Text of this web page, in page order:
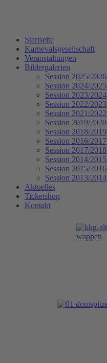
Startseite
Karnevalsgesellschaft
Veranstaltungen
Bildergalerien
Session 2025/2026
Session 2024/2025
Session 2023/2024
Session 2022/2023
Session 2021/2022
Session 2019/2020
Session 2018/2019
Session 2016/2017
Session 2017/2018
Session 2014/2015
Session 2015/2016
Session 2013/2014
Aktuelles
Ticketshop
Kontakt